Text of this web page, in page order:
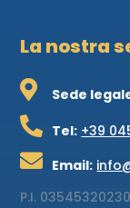
La nostra
Sede

Tel: +39

Email:

P.I. 03545320230